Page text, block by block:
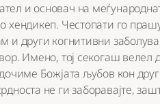
и основач на меѓународната
хендикеп. Честопати го
и други когнитивни
Имено, тој секогаш велел
Божјата љубов кон
не ги заборавајте,